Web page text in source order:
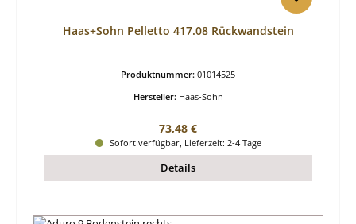
Haas+Sohn Pelletto 417.08 Rückwandstein
Produktnummer: 01014525
Hersteller: Haas-Sohn
Regulärer Preis:
73,48 €
Sofort verfügbar, Lieferzeit: 2-4 Tage
Details